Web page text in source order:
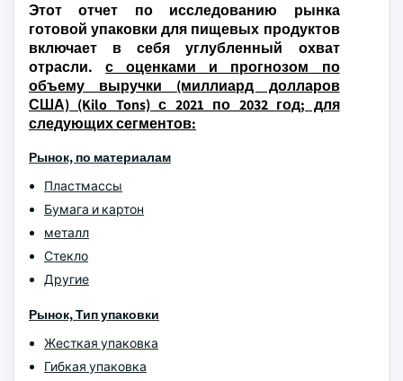
Этот отчет по исследованию рынка
готовой упаковки для пищевых продуктов
включает в себя углубленный охват
отрасли.с оценками и прогнозом по
объему выручки (миллиард долларов
США) (Kilo Tons) с 2021 по 2032 год; для
следующих сегментов:
Рынок, по материалам
Пластмассы
Бумага и картон
металл
Стекло
Другие
Рынок,Тип упаковки
Жесткая упаковка
Гибкая упаковка